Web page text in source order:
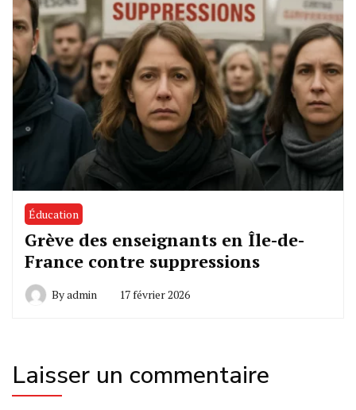
Éducation
Grève des enseignants en Île-de-
France contre suppressions
Byadmin 17 février 2026
Laisser un commentaire